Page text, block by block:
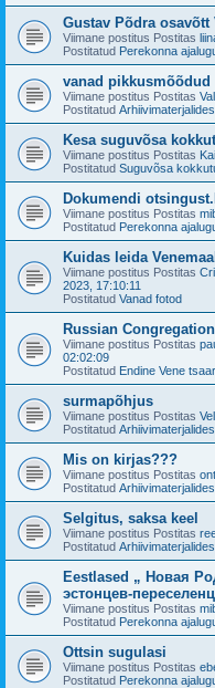
Gustav Põdra osavõtt
Viimane postitus Postitas
Postitatud Perekonna
vanad pikkusmõõdud
Viimane postitus Postitas
Postitatud
Kesa suguvõsa
Viimane postitus Postitas
Postitatud Suguvõsa
Dokumendi
Viimane postitus Postitas
Postitatud Perekonna
Kuidas leida
Viimane postitus Postitas
2023, 17:10:11
Postitatud Vanad fotod
Russian
Viimane postitus Postitas
02:02:09
Postitatud Endine Vene
surmapõhjus
Viimane postitus Postitas
Postitatud
Mis on kirjas???
Viimane postitus Postitas
Postitatud
Selgitus, saksa keel
Viimane postitus Postitas
Postitatud
Eestlased „ Новая
эстонцев-
Viimane postitus Postitas
Postitatud Perekonna
Ottsin sugulasi
Viimane postitus Postitas
Postitatud Perekonna